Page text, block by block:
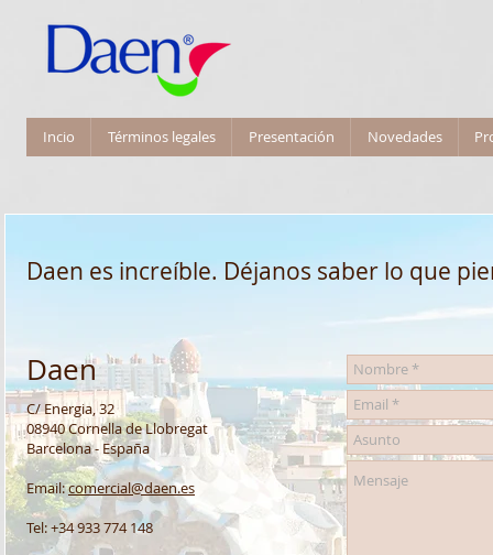
Incio Términos legales Presentación Novedades
Daen es increíble. Déjanos saber lo que
Daen
C/ Energia, 32
08940 Cornella de Llobregat
Barcelona - España
Email:comercial@daen.es
Tel: +34 933 774 148